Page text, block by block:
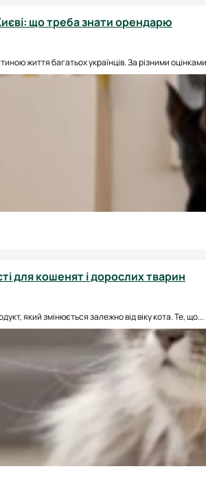
що треба знати орендарю
життя багатьох українців. За різними
для кошенят і дорослих тварин
який змінюється залежно від віку кота. Те, що...